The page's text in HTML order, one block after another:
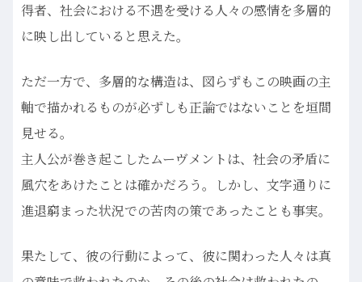
得者、社会における不遇を受ける人々の感情を多層的
に映し出していると思えた。
ただ一方で、多層的な構造は、図らずもこの映画の主
軸で描かれるものが必ずしも正論ではないことを垣間
見せる。
主人公が巻き起こしたムーヴメントは、社会の矛盾に
風穴をあけたことは確かだろう。しかし、文字通りに
進退窮まった状況での苦肉の策であったことも事実。
果たして、彼の行動によって、彼に関わった人々は真